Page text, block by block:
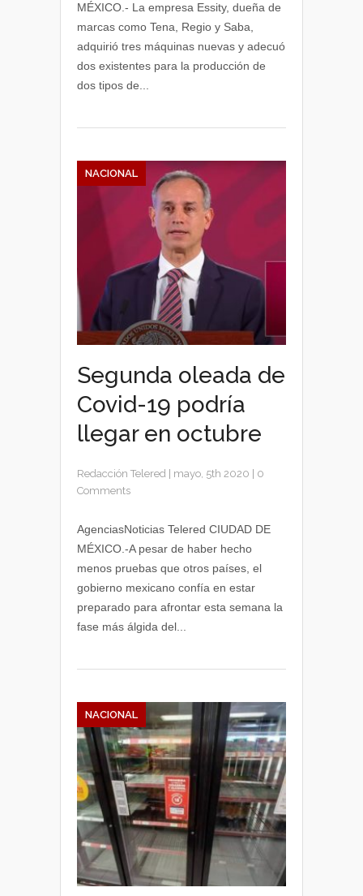
MÉXICO.- La empresa Essity, dueña de
marcas como Tena, Regio y Saba,
adquirió tres máquinas nuevas y adecuó
dos existentes para la producción de
dos tipos de...
NACIONAL
Segunda oleada de
Covid-19 podría
llegar en octubre
Redacción Telered mayo, 5th 2020
0
Comments
AgenciasNoticias Telered CIUDAD DE
MÉXICO.-A pesar de haber hecho
menos pruebas que otros países, el
gobierno mexicano confía en estar
preparado para afrontar esta semana la
fase más álgida del...
NACIONAL